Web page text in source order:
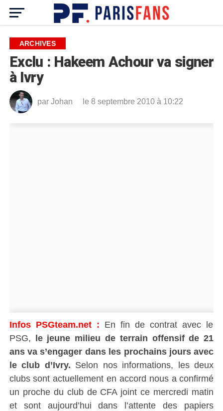
ARCHIVES
Exclu : Hakeem Achour va signer
à Ivry
par Johan le 8 septembre 2010 à 10:22
Infos PSGteam.net : En fin de contrat avec le
PSG, le jeune milieu de terrain offensif de 21
ans va s’engager dans les prochains jours avec
le club d’Ivry. Selon nos informations, les deux
clubs sont actuellement en accord nous a confirmé
un proche du club de CFA joint ce mercredi matin
et sont aujourd’hui dans l’attente des papiers